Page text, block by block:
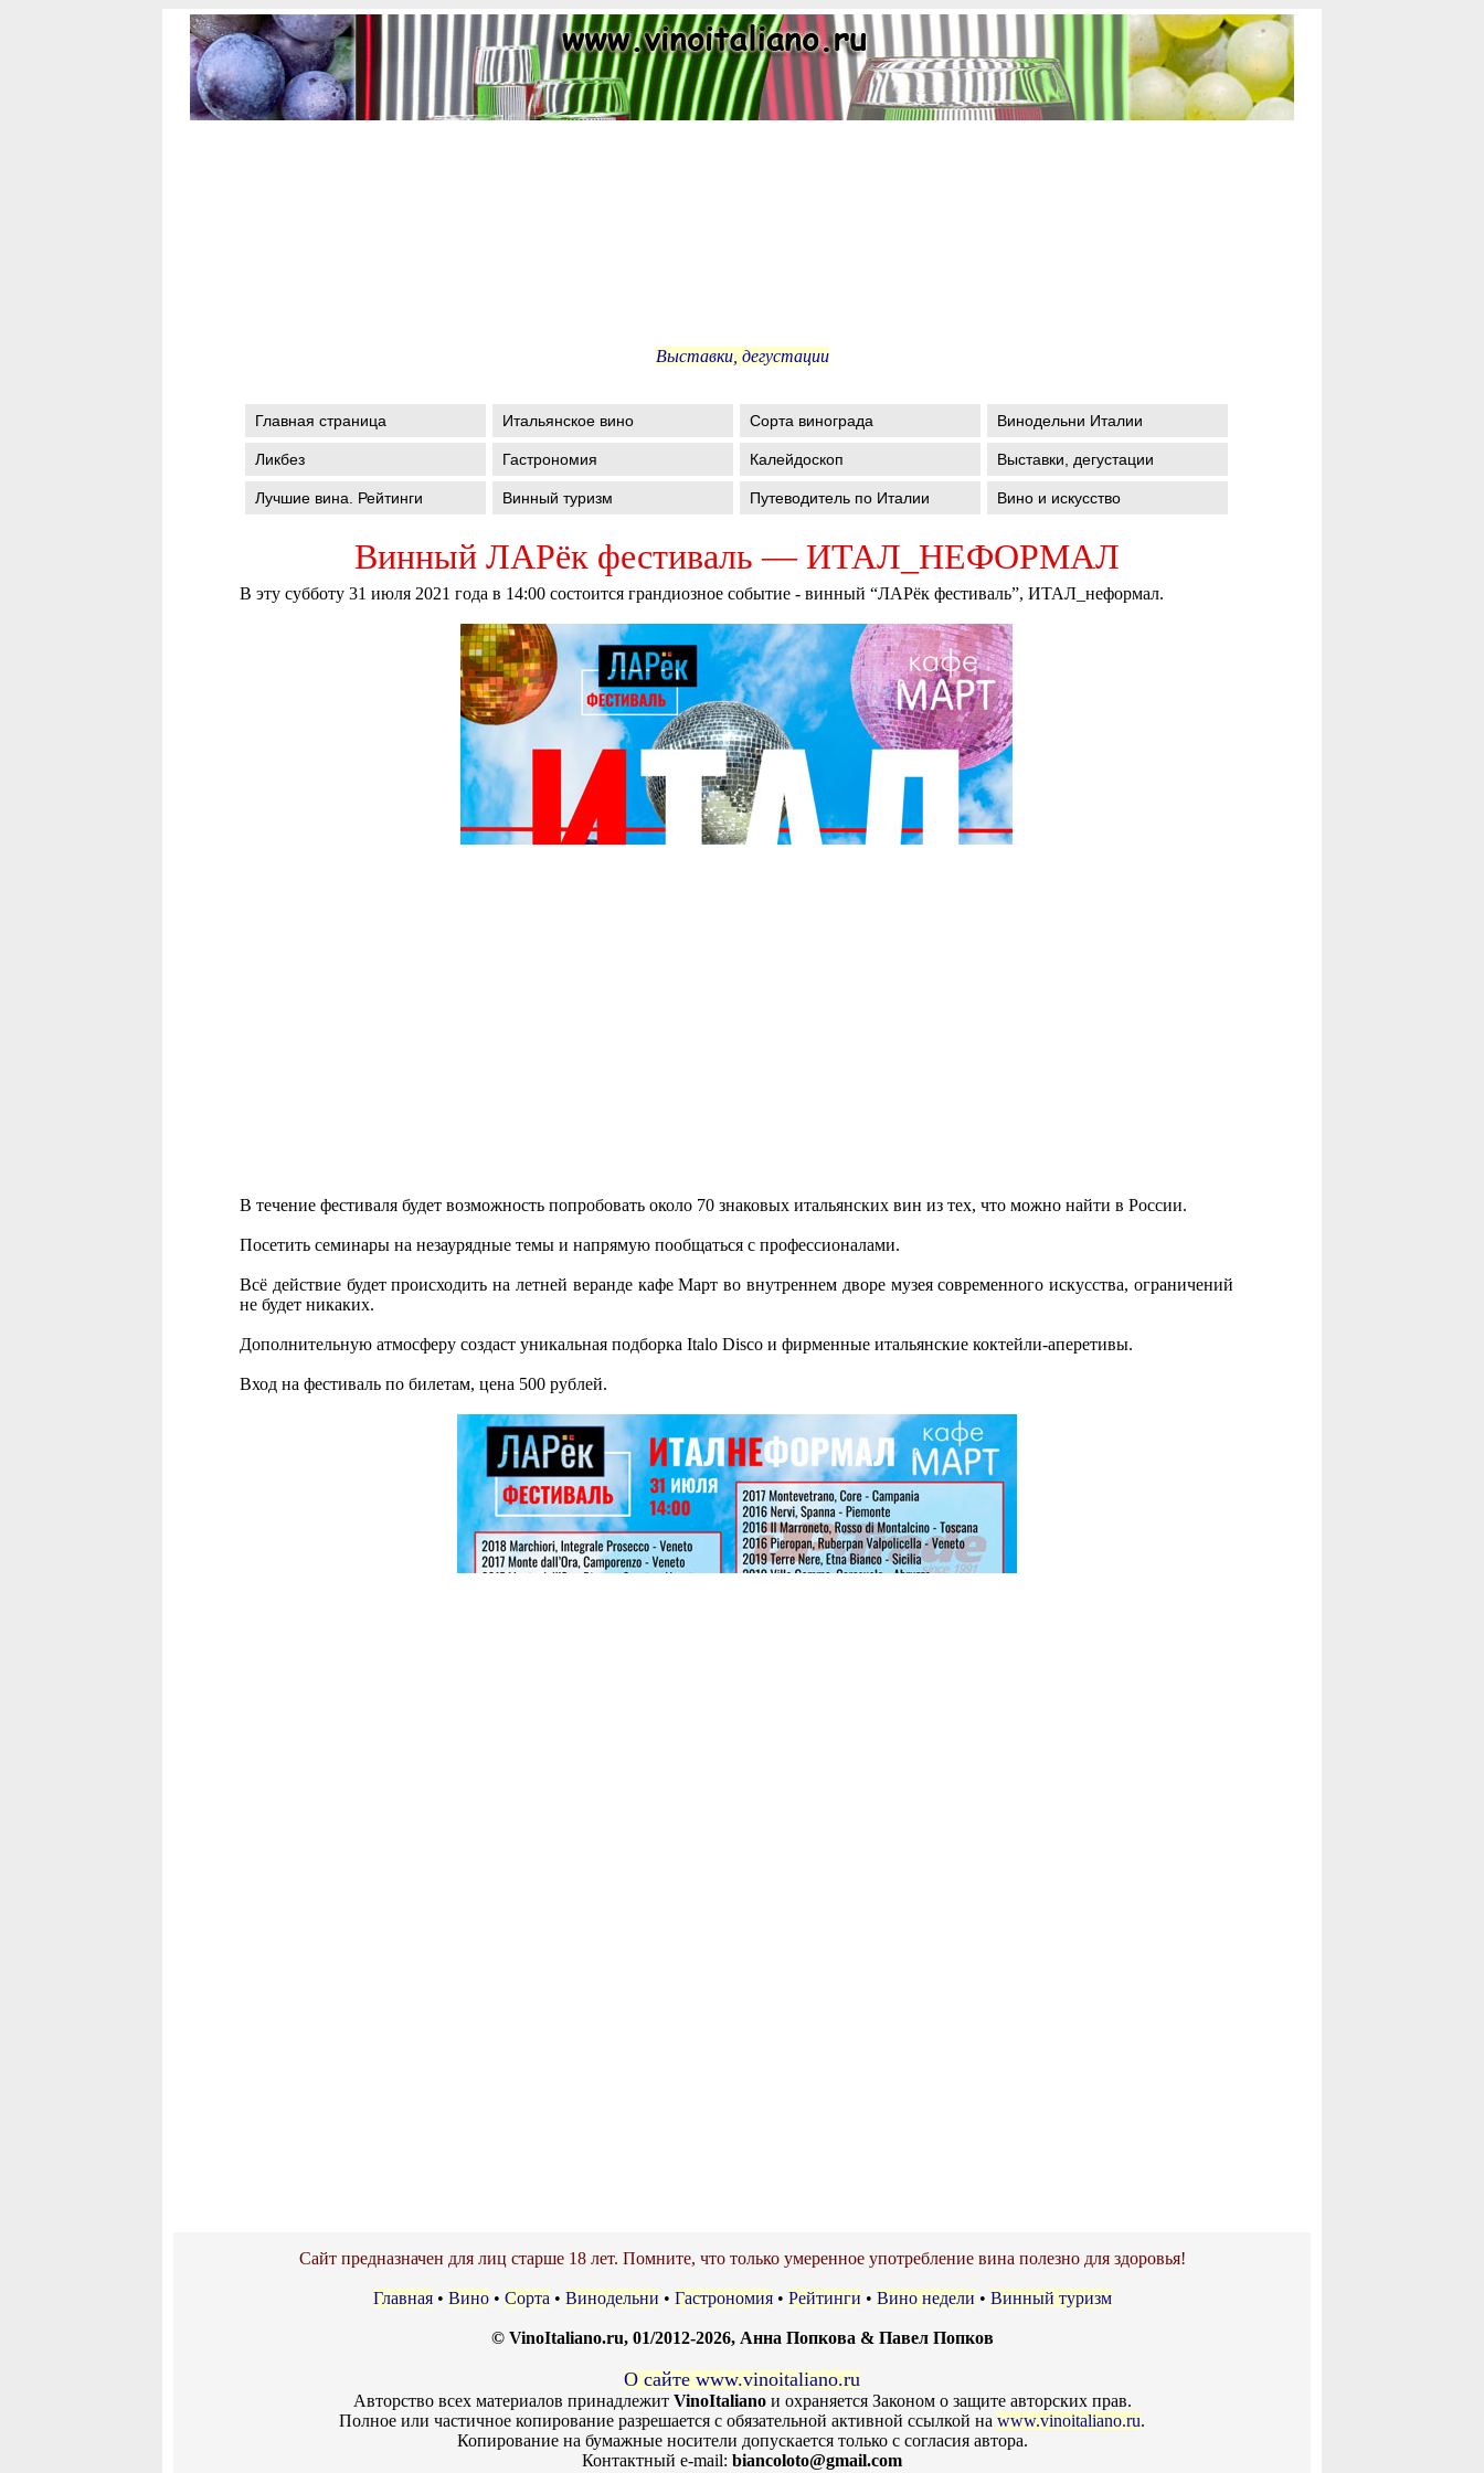
Выставки, дегустации
Главная страница Итальянское вино Сорта винограда Винодельни Италии
Ликбез Гастрономия Калейдоскоп Выставки, дегустации
Лучшие вина. Рейтинги Винный туризм Путеводитель по Италии Вино и искусство
Винный ЛАРёк фестиваль — ИТАЛ_НЕФОРМАЛ
В эту субботу 31 июля 2021 года в 14:00 состоится грандиозное событие - винный “ЛАРёк фестиваль”, ИТАЛ_неформал.
В течение фестиваля будет возможность попробовать около 70 знаковых итальянских вин из тех, что можно найти в России.
Посетить семинары на незаурядные темы и напрямую пообщаться с профессионалами.
Всё действие будет происходить на летней веранде кафе Март во внутреннем дворе музея современного искусства, ограничений
не будет никаких.
Дополнительную атмосферу создаст уникальная подборка Italo Disco и фирменные итальянские коктейли-аперетивы.
Вход на фестиваль по билетам, цена 500 рублей.
Сайт предназначен для лиц старше 18 лет. Помните, что только умеренное употребление вина полезно для здоровья!
Главная• Вино• Сорта • Винодельни • Гастрономия• Рейтинги • Вино недели • Винный туризм
© VinoItaliano.ru, 01/2012-2026, Анна Попкова & Павел Попков
О сайте www.vinoitaliano.ru
Авторство всех материалов принадлежит VinoItalianoи охраняется Законом о защите авторских прав.
Полное или частичное копирование разрешается с обязательной активной ссылкой на www.vinoitaliano.ru.
Копирование на бумажные носители допускается только с согласия автора.
Контактный e-mail: biancoloto@gmail.com